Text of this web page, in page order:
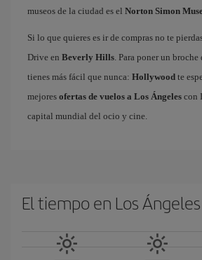
museos de la ciudad es el Norton Simon
Si lo que quieres es ir de compras no te
Drive en Beverly Hills. Para poner un
tienes más fácil que nunca: Hollywood te
mejores ofertas de vuelos a Los Ángeles con
capital mundial del ocio y cine.
El tiempo en Los Ángeles